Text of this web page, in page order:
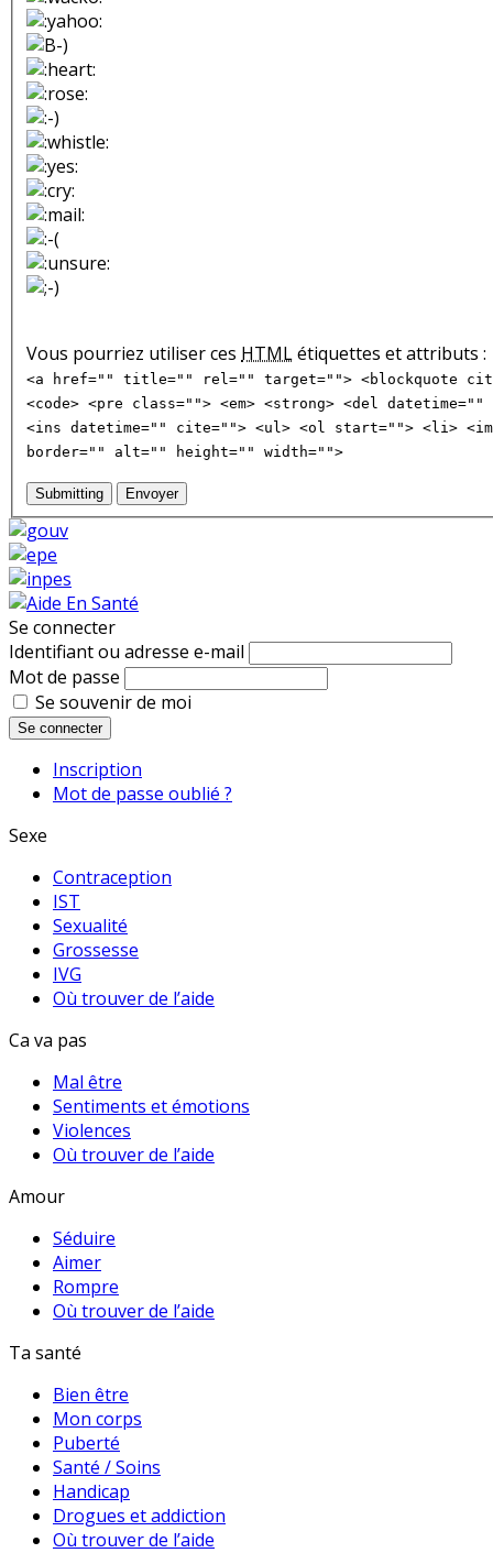
Vous pourriez utiliser ces HTMLétiquettes et attributs :
<a href="" title="" rel="" target=""> <blockquote
<code> <pre class=""> <em> <strong> <del
<ins datetime="" cite=""> <ul> <ol start=""> <li>
border="" alt="" height="" width="">
Submitting Envoyer
Se connecter
Identifiant ou adresse e-mail
Mot de passe
Se souvenir de moi
Se connecter
Inscription
Mot de passe oublié ?
Sexe
Contraception
IST
Sexualité
Grossesse
IVG
Où trouver de l’aide
Ca va pas
Mal être
Sentiments et émotions
Violences
Où trouver de l’aide
Amour
Séduire
Aimer
Rompre
Où trouver de l’aide
Ta santé
Bien être
Mon corps
Puberté
Santé / Soins
Handicap
Drogues et addiction
Où trouver de l’aide